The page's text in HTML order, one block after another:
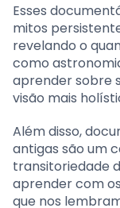
Esses
mitos
revelando o
como
aprender sobre
visão mais
Além disso,
antigas são um
transitoriedade
aprender com
que nos